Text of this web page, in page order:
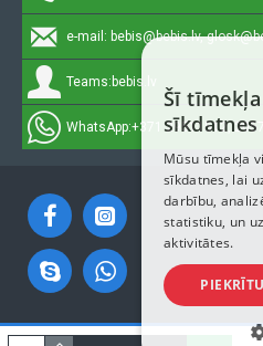
e-mail: bebis@bebis.lv,
Teams: bebis.lv
WhatsApp:+371 29511512,
Autortiesības © 2023,
Šī
sīkdatnes
Mūsu tīmekļa
sīkdatnes, lai
darbību,
statistiku, un
aktivitātes.
PIEKRĪTU